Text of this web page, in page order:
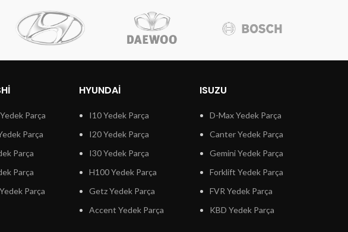
Parça
Parça
Parça
Parça
Parça
HYUNDAI
I10 Yedek Parça
I20 Yedek Parça
I30 Yedek Parça
H100 Yedek Parça
Getz Yedek Parça
Accent Yedek Parça
ISUZU
D-Max Yedek Parça
Canter Yedek Parça
Gemini Yedek Parça
Forklift Yedek Parça
FVR Yedek Parça
KBD Yedek Parça